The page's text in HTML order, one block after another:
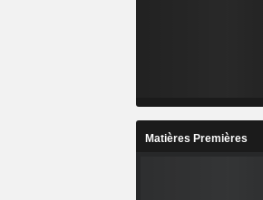
Matières Premières